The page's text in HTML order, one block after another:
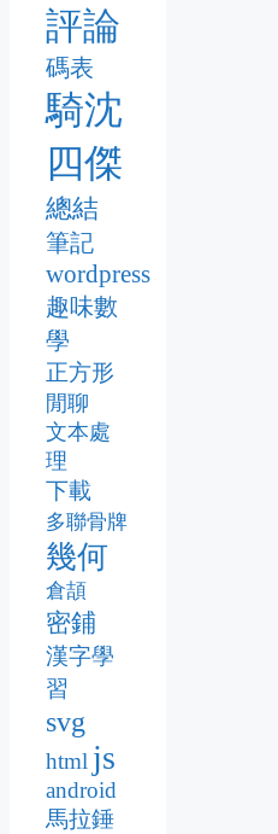
評論
碼表
騎沈
四傑
總結
筆記
wordpress
趣味數
學
正方形
閒聊
文本處
理
下載
多聯骨牌
幾何
倉頡
密鋪
漢字學
習
svg
html js
android
馬拉錘